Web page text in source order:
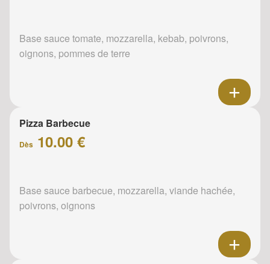
Base sauce tomate, mozzarella, kebab, poivrons,
oignons, pommes de terre
Pizza Barbecue
Dès 10.00 €
Base sauce barbecue, mozzarella, viande hachée,
poivrons, oignons